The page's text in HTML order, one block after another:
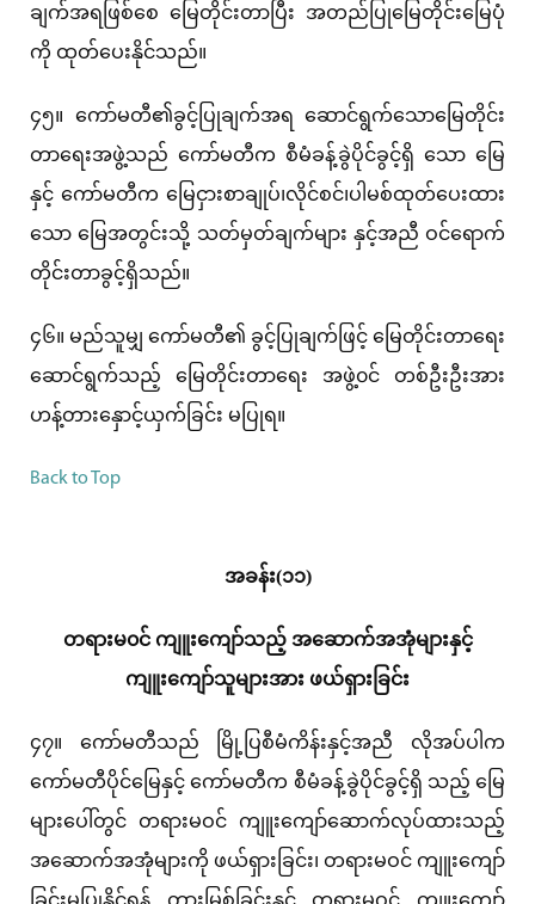
ချက်အရဖြစ်စေ မြေတိုင်းတာပြီး အတည်ပြုမြေတိုင်းမြေပုံ
ကို ထုတ်ပေးနိုင်သည်။
၄၅။ ကော်မတီ၏ခွင့်ပြုချက်အရ ဆောင်ရွက်သောမြေတိုင်း
တာရေးအဖွဲ့သည် ကော်မတီက စီမံခန့်ခွဲပိုင်ခွင့်ရှိ သော မြေ
နှင့် ကော်မတီက မြေငှားစာချုပ်၊လိုင်စင်၊ပါမစ်ထုတ်ပေးထား
သော မြေအတွင်းသို့ သတ်မှတ်ချက်များ နှင့်အညီ ဝင်ရောက်
တိုင်းတာခွင့်ရှိသည်။
၄၆။ မည်သူမျှ ကော်မတီ၏ ခွင့်ပြုချက်ဖြင့် မြေတိုင်းတာရေး
ဆောင်ရွက်သည့် မြေတိုင်းတာရေး အဖွဲ့၀င် တစ်ဦးဦးအား
ဟန့်တားနှောင့်ယှက်ခြင်း မပြုရ။
Back to Top
အခန်း(၁၁)
တရားမ၀င် ကျူးကျော်သည့် အဆောက်အအုံများနှင့်
ကျူးကျော်သူများအား ဖယ်ရှားခြင်း
၄၇။ ကော်မတီသည် မြို့ပြစီမံကိန်းနှင့်အညီ လိုအပ်ပါက
ကော်မတီပိုင်မြေနှင့် ကော်မတီက စီမံခန့်ခွဲပိုင်ခွင့်ရှိ သည့် မြေ
များပေါ်တွင် တရားမဝင် ကျူးကျော်ဆောက်လုပ်ထားသည့်
အဆောက်အအုံများကို ဖယ်ရှားခြင်း၊ တရားမဝင် ကျူးကျော်
ခြင်းမပြုနိုင်ရန် တားမြစ်ခြင်းနှင့် တရားမဝင် ကျူးကျော်